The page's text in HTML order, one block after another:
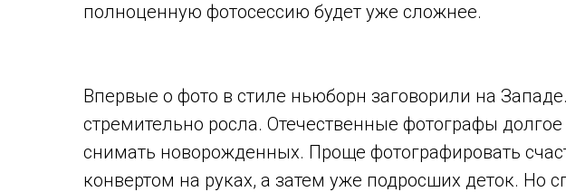
полноценную фотосессию будет уже сложнее.
Впервые о фото в стиле ньюборн заговорили на
стремительно росла. Отечественные фотографы
снимать новорожденных. Проще фотографировать
конвертом на руках, а затем уже подросших деток. Но